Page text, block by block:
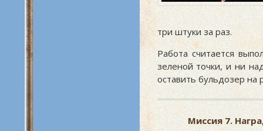
три штуки за раз.
Работа считается
зеленой точки, и ни
оставить бульдозер на
Миссия 7.